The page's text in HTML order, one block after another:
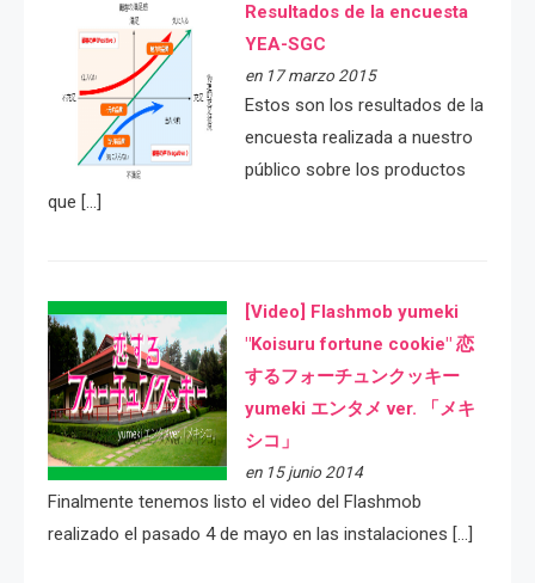
Resultados de la encuesta
YEA-SGC
en 17 marzo 2015
Estos son los resultados de la
encuesta realizada a nuestro
público sobre los productos
que […]
[Video] Flashmob yumeki
"Koisuru fortune cookie" 恋
するフォーチュンクッキー
yumeki エンタメ ver. 「メキ
シコ」
en 15 junio 2014
Finalmente tenemos listo el video del Flashmob
realizado el pasado 4 de mayo en las instalaciones […]